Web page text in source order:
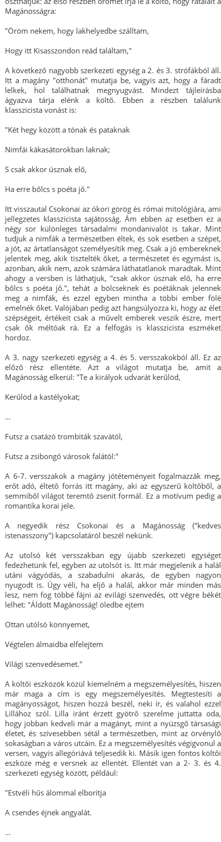
Magánosságra:
"Öröm nekem, hogy lakhelyedbe szálltam,
Hogy itt Kisasszondon reád találtam,"
A következő nagyobb szerkezeti egység a 2. és 3. strófákból áll.
Itt a magány "otthonát" mutatja be, vagyis azt, hogy a fáradt
lelkek, hol találhatnak megnyugvást. Mindezt tájleírásba
ágyazva tárja elénk a költő. Ebben a részben találunk
klasszicista vonást is:
"Két hegy között a tónak és pataknak
Nimfái kákasátorokban laknak;
S csak akkor úsznak elő,
Ha erre bőlcs s poéta jő."
Itt visszautal Csokonai az ókori görög és római mitológiára, ami
jellegzetes klasszicista sajátosság. Ám ebben az esetben ez a
négy sor különleges társadalmi mondanivalót is takar. Mint
tudjuk a nimfák a természetben éltek, és sok esetben a szépet,
a jót, az ártatlanságot személyesítik meg. Csak a jó embereknek
jelentek meg, akik tisztelték őket, a természetet és egymást is,
azonban, akik nem, azok számára láthatatlanok maradtak. Mint
ahogy a versben is láthatjuk, "csak akkor úsznak elő, ha erre
bőlcs s poéta jő.", tehát a bölcseknek és poétáknak jelennek
meg a nimfák, és ezzel egyben mintha a többi ember fölé
emelnék őket. Valójában pedig azt hangsúlyozza ki, hogy az élet
szépségeit, értékeit csak a művelt emberek veszik észre, mert
csak ők méltóak rá. Ez a felfogás is klasszicista eszméket
hordoz.
A 3. nagy szerkezeti egység a 4. és 5. versszakokból áll. Ez az
előző rész ellentéte. Azt a világot mutatja be, amit a
Magánosság elkerül: "Te a királyok udvarát kerűlöd,
Kerűlöd a kastélyokat;
...
Futsz a csatázó trombiták szavától,
Futsz a zsibongó városok falától:"
A 6-7. versszakok a magány jótéteményeit fogalmazzák meg,
erőt adó, éltető forrás itt magány, aki az egyszerű költőből, a
semmiből világot teremtő zsenit formál. Ez a motívum pedig a
romantika korai jele.
A negyedik rész Csokonai és a Magánosság ("kedves
istenasszony") kapcsolatáról beszél nekünk.
Az utolsó két versszakban egy újabb szerkezeti egységet
fedezhetünk fel, egyben az utolsót is. Itt már megjelenik a halál
utáni vágyódás, a szabadulni akarás, de egyben nagyon
nyugodt is. Úgy véli, ha eljő a halál, akkor már minden más
lesz, nem fog többé fájni az evilági szenvedés, ott végre békét
lelhet: "Áldott Magánosság! öledbe ejtem
Ottan utólsó könnyemet,
Végtelen álmaidba elfelejtem
Világi szenvedésemet."
A költői eszközök közül kiemelném a megszemélyesítés, hiszen
már maga a cím is egy megszemélyesítés. Megtestesíti a
magányosságot, hiszen hozzá beszél, neki ír, és valahol ezzel
Lillához szól. Lilla iránt érzett gyötrő szerelme juttatta oda,
hogy jobban kedveli már a magányt, mint a nyüzsgő társasági
életet, és szívesebben sétál a természetben, mint az örvénylő
sokaságban a város utcáin. Ez a megszemélyesítés végigvonul a
versen, vagyis allegóriává teljesedik ki. Másik igen fontos költői
eszköze még e versnek az ellentét. Ellentét van a 2- 3. és 4.
szerkezeti egység között, például:
"Estvéli hűs álommal elborítja
A csendes éjnek angyalát.
...